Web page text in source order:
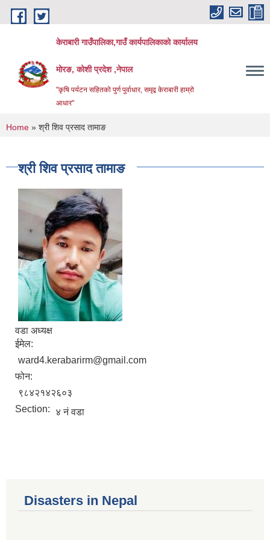
Skip to main content
केराबारी गाउँपालिका,गाउँ कार्यपालिकाको कार्यालय
मोरङ, कोशी प्रदेश ,नेपाल
"कृषि पर्यटन सहितको पुर्ण पुर्वाधार, समृद्व केराबारी हाम्रो
आधार"
You are here
Home » श्री शिव प्रसाद तामाङ
श्री शिव प्रसाद तामाङ
वडा अध्यक्ष
ईमेल:
ward4.kerabarirm@gmail.com
फोन:
९८४२१४२६०३
Section:
४ नं वडा
Disasters in Nepal